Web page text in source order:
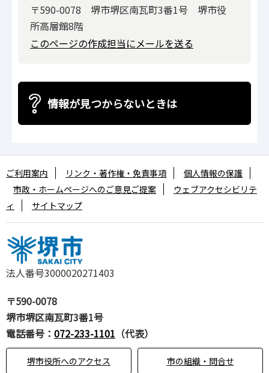
〒590-0078 堺市堺区南瓦町3番1号 堺市役
所高層館8階
このページの作成担当にメールを送る
情報が見つからないときは
法人番号3000020271403
〒590-0078
堺市堺区南瓦町3番1号
電話番号： 072-233-1101 （代表）
堺市役所へのアクセス 市の組織・問合せ
ご利用案内 リンク・著作権・免責事項
個人情報の保護
市政・ホームページへのご意見ご提案
ウェブアクセシビリテ
ィ
サイトマップ